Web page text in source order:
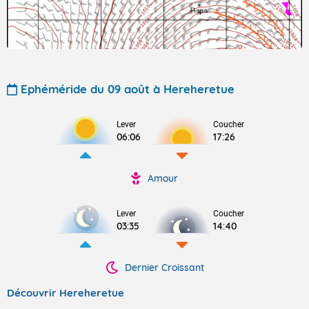
Ephéméride du 09 août à Hereheretue
Lever
06:06
Coucher
17:26
Amour
Lever
03:35
Coucher
14:40
Dernier Croissant
Découvrir Hereheretue